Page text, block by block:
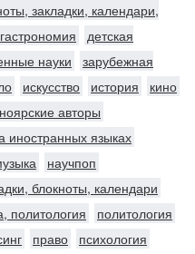
закладки, календари,
гастрономия
детская
науки
зарубежная
искусство история
кино
авторы
иностранных языках
научпоп
блокноты, календари
политология
политология
право
психология